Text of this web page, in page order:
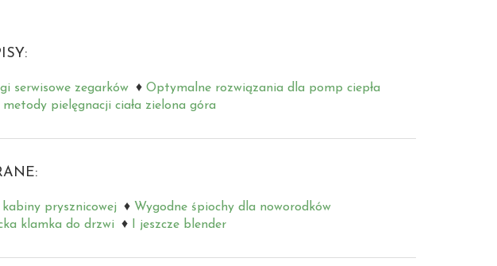
serwisowe zegarków
Optymalne rozwiązania dla pomp ciepła
metody pielęgnacji ciała zielona góra
prysznicowej
Wygodne śpiochy dla noworodków
klamka do drzwi I jeszcze blender